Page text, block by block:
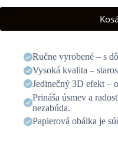
Ručne vyrobené – s
Vysoká kvalita –
Jedinečný 3D efekt –
Prináša úsmev a
nezabúda.
Papierová obálka je